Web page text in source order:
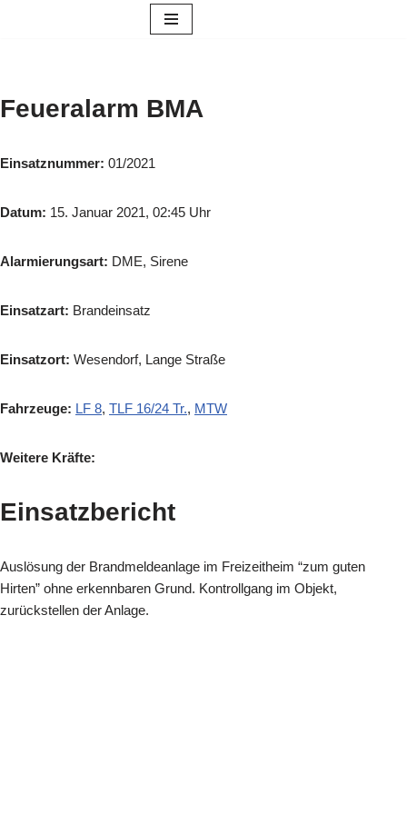
Feueralarm BMA
Einsatznummer: 01/2021
Datum: 15. Januar 2021, 02:45 Uhr
Alarmierungsart: DME, Sirene
Einsatzart: Brandeinsatz
Einsatzort: Wesendorf, Lange Straße
Fahrzeuge: LF 8, TLF 16/24 Tr., MTW
Weitere Kräfte:
Einsatzbericht
Auslösung der Brandmeldeanlage im Freizeitheim “zum guten
Hirten” ohne erkennbaren Grund. Kontrollgang im Objekt,
zurückstellen der Anlage.